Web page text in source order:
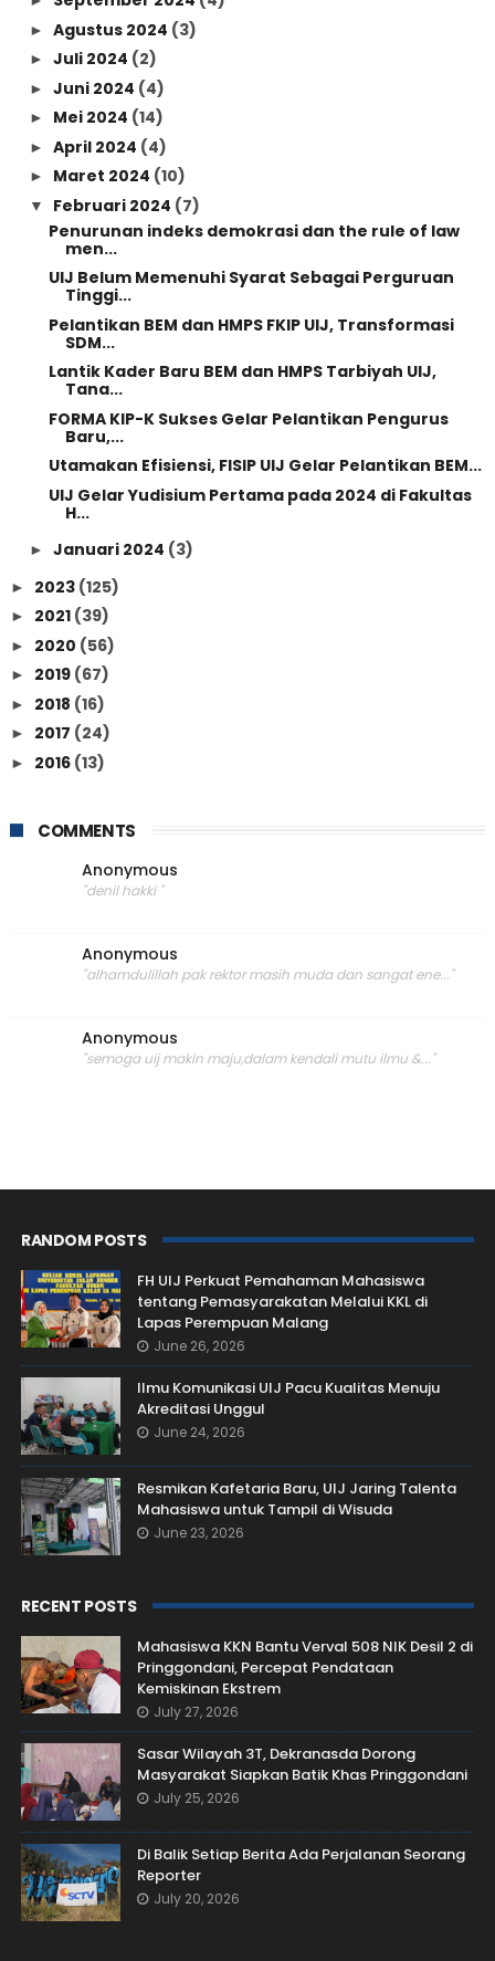
► Agustus 2024 (3)
► Juli 2024 (2)
► Juni 2024 (4)
► Mei 2024 (14)
► April 2024 (4)
► Maret 2024 (10)
▼ Februari 2024 (7)
Penurunan indeks demokrasi dan the rule of law
men...
UIJ Belum Memenuhi Syarat Sebagai Perguruan
Tinggi...
Pelantikan BEM dan HMPS FKIP UIJ, Transformasi
SDM...
Lantik Kader Baru BEM dan HMPS Tarbiyah UIJ,
Tana...
FORMA KIP-K Sukses Gelar Pelantikan Pengurus
Baru,...
Utamakan Efisiensi, FISIP UIJ Gelar Pelantikan BEM...
UIJ Gelar Yudisium Pertama pada 2024 di Fakultas
H...
► Januari 2024 (3)
► 2023 (125)
► 2021 (39)
► 2020 (56)
► 2019 (67)
► 2018 (16)
► 2017 (24)
► 2016 (13)
COMMENTS
Anonymous
"denil hakki "
Anonymous
"alhamdulillah pak rektor masih muda dan sangat ene..."
Anonymous
"semoga uij makin maju,dalam kendali mutu ilmu &..."
RANDOM POSTS
FH UIJ Perkuat Pemahaman Mahasiswa
tentang Pemasyarakatan Melalui KKL di
Lapas Perempuan Malang
June 26, 2026
Ilmu Komunikasi UIJ Pacu Kualitas Menuju
Akreditasi Unggul
June 24, 2026
Resmikan Kafetaria Baru, UIJ Jaring Talenta
Mahasiswa untuk Tampil di Wisuda
June 23, 2026
RECENT POSTS
Mahasiswa KKN Bantu Verval 508 NIK Desil 2 di
Pringgondani, Percepat Pendataan
Kemiskinan Ekstrem
July 27, 2026
Sasar Wilayah 3T, Dekranasda Dorong
Masyarakat Siapkan Batik Khas Pringgondani
July 25, 2026
Di Balik Setiap Berita Ada Perjalanan Seorang
Reporter
July 20, 2026